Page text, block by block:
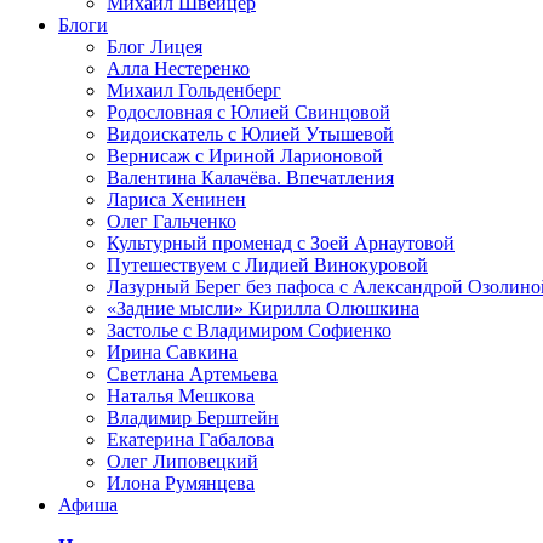
Блоги
Блог Лицея
Алла Нестеренко
Михаил Гольденберг
Родословная с Юлией Свинцовой
Видоискатель с Юлией Утышевой
Вернисаж с Ириной Ларионовой
Валентина Калачёва. Впечатления
Лариса Хенинен
Олег Гальченко
Культурный променад с Зоей Арнаутовой
Путешествуем с Лидией Винокуровой
Лазурный Берег без пафоса с Александрой
«Задние мысли» Кирилла Олюшкина
Застолье с Владимиром Софиенко
Ирина Савкина
Светлана Артемьева
Наталья Мешкова
Владимир Берштейн
Екатерина Габалова
Олег Липовецкий
Илона Румянцева
Афиша